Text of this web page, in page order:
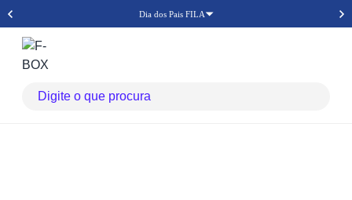
Dia dos Pais FILA